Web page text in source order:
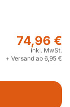
74,96 €
inkl. MwSt.
+ Versand ab 6,95 €